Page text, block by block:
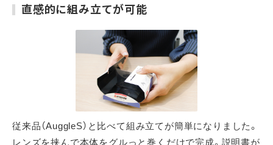
直感的に組み立てが可能
従来品（AuggleS）と比べて組み立てが簡単になりました。
レンズを挟んで本体をグルっと巻くだけで完成。説明書が